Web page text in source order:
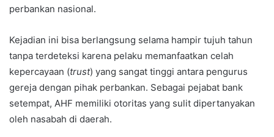
perbankan nasional.
Kejadian ini bisa berlangsung selama hampir tujuh tahun
tanpa terdeteksi karena pelaku memanfaatkan celah
kepercayaan (trust) yang sangat tinggi antara pengurus
gereja dengan pihak perbankan. Sebagai pejabat bank
setempat, AHF memiliki otoritas yang sulit dipertanyakan
oleh nasabah di daerah.